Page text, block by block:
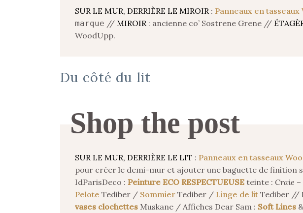
SUR LE MUR, DERRIÈRE LE MIROIR : Panneaux en tasseaux
marque // MIROIR : ancienne co’ Sostrene Grene //
WoodUpp.
Du côté du lit
Shop the post
SUR LE MUR, DERRIÈRE LE LIT : Panneaux en tasseaux
pour créer le demi-mur et ajouter une baguette de finition
IdParisDeco : Peinture ECO RESPECTUEUSE teinte : Craie –
Pelote Tediber / Sommier Tediber / Linge de lit Tediber //
vases clochettes Muskane / Affiches Dear Sam : Soft Lines &